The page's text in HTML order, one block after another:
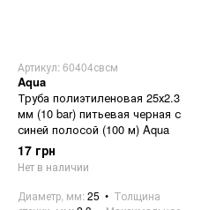
Артикул: 60404свсм
Aqua
Труба полиэтиленовая 25х2.3
мм (10 bar) питьевая черная с
синей полосой (100 м) Aqua
17 грн
Нет в наличии
Диаметр, мм 25
Толщина